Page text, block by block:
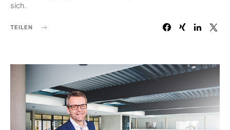
sich.
TEILEN